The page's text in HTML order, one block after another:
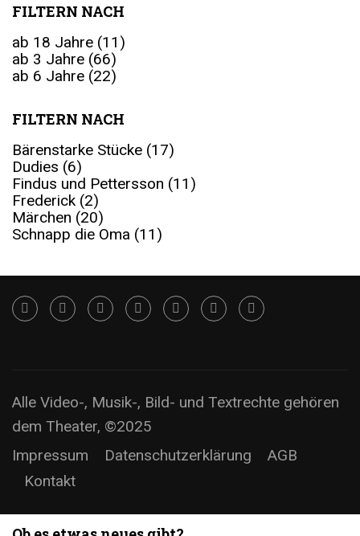
FILTERN NACH
ab 18 Jahre (11)
ab 3 Jahre (66)
ab 6 Jahre (22)
FILTERN NACH
Bärenstarke Stücke (17)
Dudies (6)
Findus und Pettersson (11)
Frederick (2)
Märchen (20)
Schnapp die Oma (11)
Alle Video-, Musik-, Bild- und Textrechte gehören
dem Theater, ©2025
Impressum
Datenschutzerklärung
AGB
Kontakt